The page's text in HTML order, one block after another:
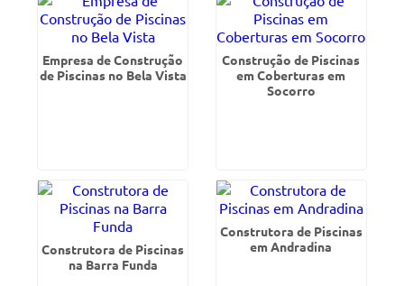
Empresa de Construção
de Piscinas no Bela Vista
Construção de Piscinas
em Coberturas em
Socorro
Construtora de Piscinas
na Barra Funda
Construtora de Piscinas
em Andradina